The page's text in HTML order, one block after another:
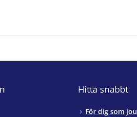
Hitta snabbt
För dig som